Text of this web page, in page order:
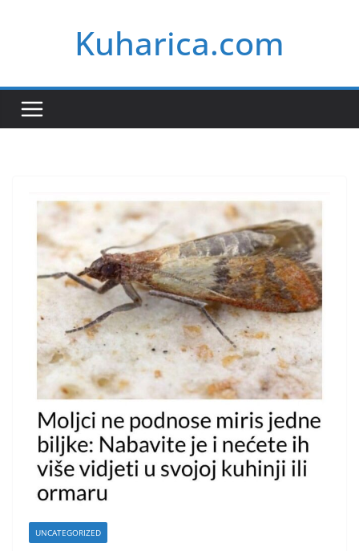
Kuharica.com
UNCATEGORIZED